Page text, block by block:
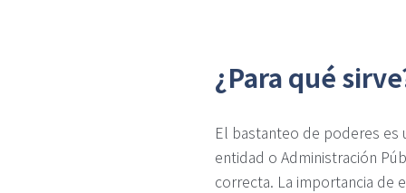
¿Para qué
El bastanteo de poderes es
entidad o Administración
correcta. La importancia de